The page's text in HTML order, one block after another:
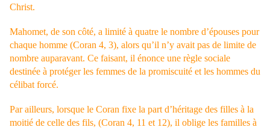
Christ.
Mahomet, de son côté, a limité à quatre le nombre d’épouses pour
chaque homme (Coran 4, 3), alors qu’il n’y avait pas de limite de
nombre auparavant. Ce faisant, il énonce une règle sociale
destinée à protéger les femmes de la promiscuité et les hommes du
célibat forcé.
Par ailleurs, lorsque le Coran fixe la part d’héritage des filles à la
moitié de celle des fils, (Coran 4, 11 et 12), il oblige les familles à